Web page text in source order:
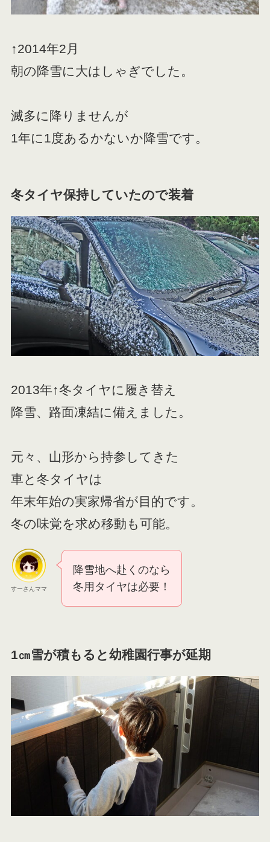
↑2014年2月
朝の降雪に大はしゃぎでした。
滅多に降りませんが
1年に1度あるかないか降雪です。
冬タイヤ保持していたので装着
2013年↑冬タイヤに履き替え
降雪、路面凍結に備えました。
元々、山形から持参してきた
車と冬タイヤは
年末年始の実家帰省が目的です。
冬の味覚を求め移動も可能。
すーさんママ
降雪地へ赴くのなら
冬用タイヤは必要！
1㎝雪が積もると幼稚園行事が延期